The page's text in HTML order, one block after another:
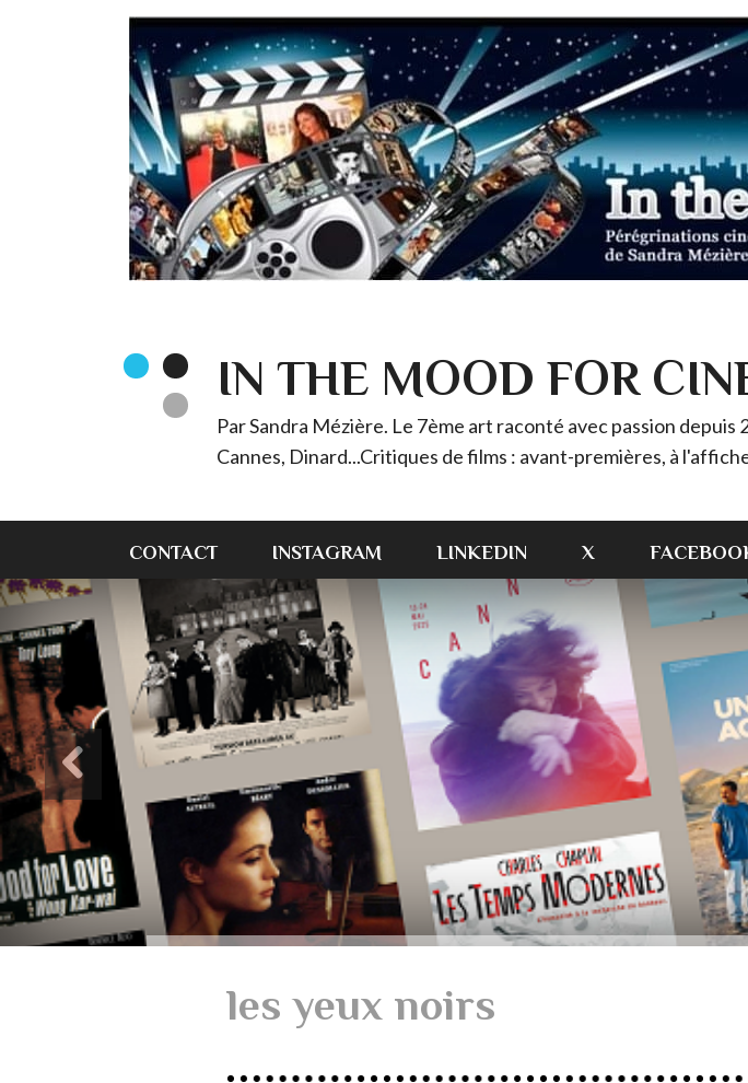
IN THE MOOD FOR
Par Sandra Mézière. Le 7ème art raconté avec passion
Cannes, Dinard...Critiques de films : avant-premières, à
CONTACT INSTAGRAM LINKEDIN X
les yeux noirs